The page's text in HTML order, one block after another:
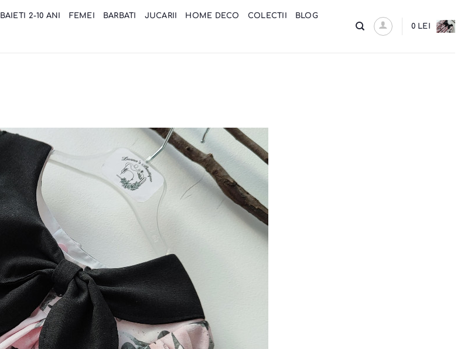
BAIETI 2-10 ANI FEMEI BARBATI JUCARII HOME DECO COLECTII BLOG
0 LEI